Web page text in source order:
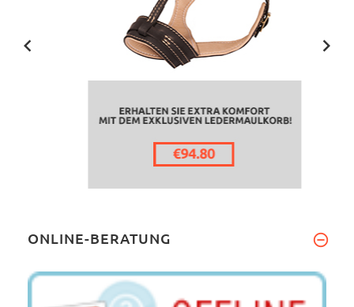
ONLINE-BERATUNG